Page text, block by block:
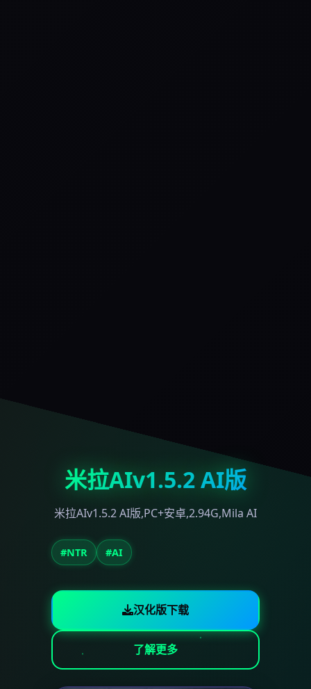
米拉AIv1.5.2 AI版
米拉AIv1.5.2 AI版,PC+安卓,2.94G,Mila AI
#NTR #AI
汉化版下载
了解更多